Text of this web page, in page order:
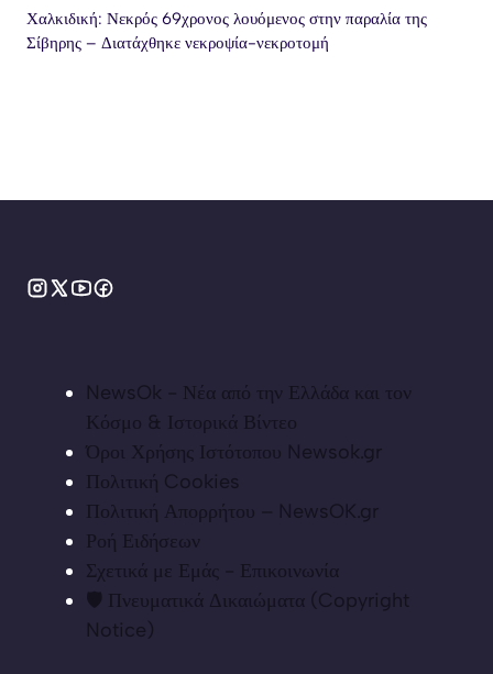
Χαλκιδική: Νεκρός 69χρονος λουόμενος στην παραλία της
Σίβηρης – Διατάχθηκε νεκροψία-νεκροτομή
NewsOk - Νέα από την Ελλάδα και τον
Κόσμο & Ιστορικά Βίντεο
Όροι Χρήσης Ιστότοπου Newsok.gr
Πολιτική Cookies
Πολιτική Απορρήτου – NewsOK.gr
Ροή Ειδήσεων
Σχετικά με Εμάς - Επικοινωνία
🛡️ Πνευματικά Δικαιώματα (Copyright
Notice)